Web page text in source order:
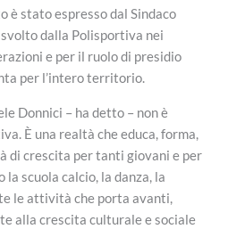
è stato espresso dal Sindaco
dalla Polisportiva nei
e per il ruolo di presidio
per l’intero territorio.
Donnici – ha detto – non è
È una realtà che educa, forma,
di crescita per tanti giovani e per
scuola calcio, la danza, la
le attività che porta avanti,
alla crescita culturale e sociale